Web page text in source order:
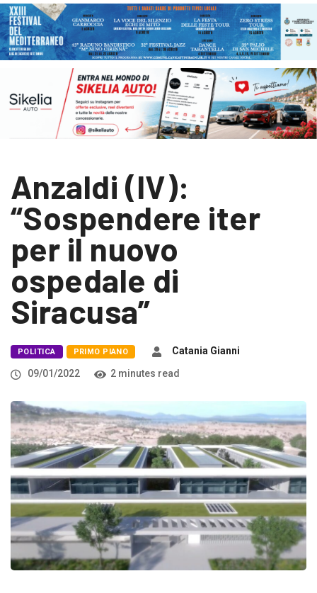
Anzaldi (IV):
“Sospendere iter
per il nuovo
ospedale di
Siracusa”
POLITICA PRIMO PIANO
Catania Gianni
09/01/2022
2 minutes read